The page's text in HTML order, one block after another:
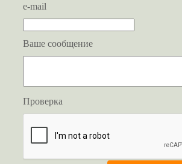
e-mail
Ваше сообщение
Проверка